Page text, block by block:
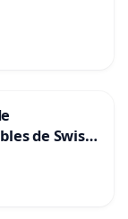
de Swiss